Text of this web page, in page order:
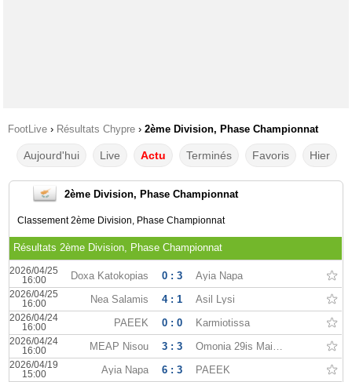
FootLive › Résultats Chypre › 2ème Division, Phase Championnat
Aujourd'hui Live Actu Terminés Favoris Hier
2ème Division, Phase Championnat
Classement 2ème Division, Phase Championnat
Résultats 2ème Division, Phase Championnat
2026/04/25
16:00
Doxa Katokopias 0 : 3 Ayia Napa
2026/04/25
16:00
Nea Salamis 4 : 1 Asil Lysi
2026/04/24
16:00
PAEEK 0 : 0 Karmiotissa
2026/04/24
16:00
MEAP Nisou 3 : 3 Omonia 29is Maiou
2026/04/19
15:00
Ayia Napa 6 : 3 PAEEK